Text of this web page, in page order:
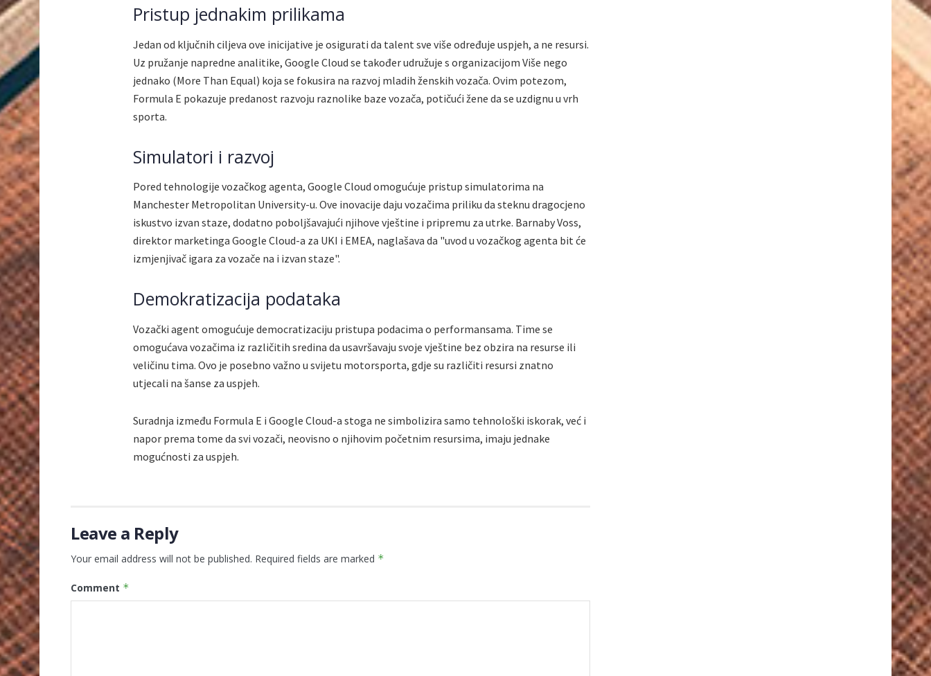
Pristup jednakim prilikama
Jedan od ključnih ciljeva ove inicijative je osigurati da talent sve više određuje uspjeh, a ne resursi.
Uz pružanje napredne analitike, Google Cloud se također udružuje s organizacijom Više nego
jednako (More Than Equal) koja se fokusira na razvoj mladih ženskih vozača. Ovim potezom,
Formula E pokazuje predanost razvoju raznolike baze vozača, potičući žene da se uzdignu u vrh
sporta.
Simulatori i razvoj
Pored tehnologije vozačkog agenta, Google Cloud omogućuje pristup simulatorima na
Manchester Metropolitan University-u. Ove inovacije daju vozačima priliku da steknu dragocjeno
iskustvo izvan staze, dodatno poboljšavajući njihove vještine i pripremu za utrke. Barnaby Voss,
direktor marketinga Google Cloud-a za UKI i EMEA, naglašava da "uvod u vozačkog agenta bit će
izmjenjivač igara za vozače na i izvan staze".
Demokratizacija podataka
Vozački agent omogućuje democratizaciju pristupa podacima o performansama. Time se
omogućava vozačima iz različitih sredina da usavršavaju svoje vještine bez obzira na resurse ili
veličinu tima. Ovo je posebno važno u svijetu motorsporta, gdje su različiti resursi znatno
utjecali na šanse za uspjeh.
Suradnja između Formula E i Google Cloud-a stoga ne simbolizira samo tehnološki iskorak, već i
napor prema tome da svi vozači, neovisno o njihovim početnim resursima, imaju jednake
mogućnosti za uspjeh.
Leave a Reply
Your email address will not be published. Required fields are marked *
Comment *